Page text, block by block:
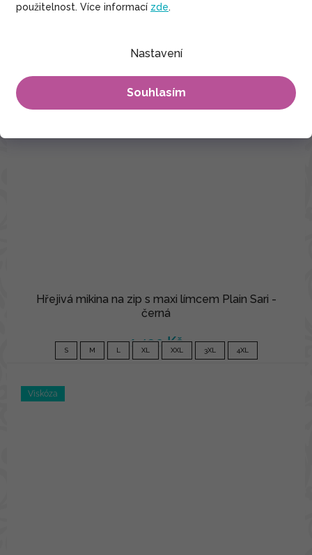
použitelnost. Více informací zde.
Nastavení
Souhlasím
Hřejivá mikina na zip s maxi límcem Plain Sari -
černá
1 490 Kč
S M L XL XXL 3XL 4XL
Viskóza